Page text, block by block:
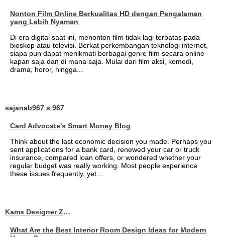
Nonton Film Online Berkualitas HD dengan Pengalaman
yang Lebih Nyaman
Di era digital saat ini, menonton film tidak lagi terbatas pada
bioskop atau televisi. Berkat perkembangan teknologi internet,
siapa pun dapat menikmati berbagai genre film secara online
kapan saja dan di mana saja. Mulai dari film aksi, komedi,
drama, horor, hingga...
sajanab967 s 967
Card Advocate's Smart Money Blog
Think about the last economic decision you made. Perhaps you
sent applications for a bank card, renewed your car or truck
insurance, compared loan offers, or wondered whether your
regular budget was really working. Most people experience
these issues frequently, yet...
Kams Designer Zone
What Are the Best Interior Room Design Ideas for Modern